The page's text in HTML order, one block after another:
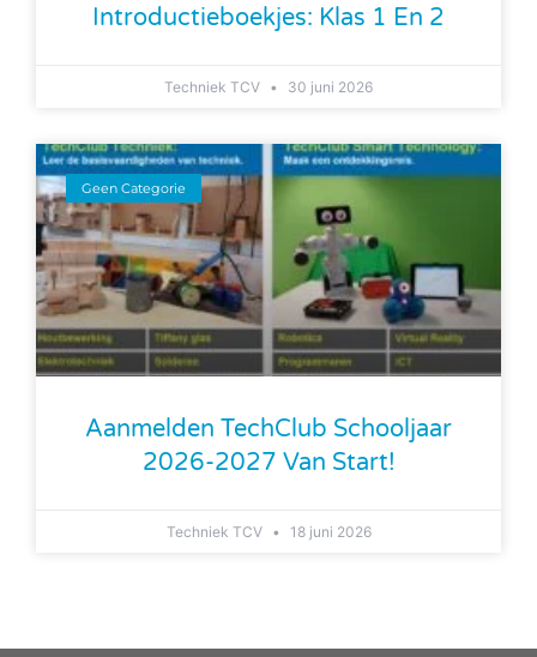
Introductieboekjes: Klas 1 En 2
Techniek TCV 30 juni 2026
Geen Categorie
Aanmelden TechClub Schooljaar
2026-2027 Van Start!
Techniek TCV 18 juni 2026